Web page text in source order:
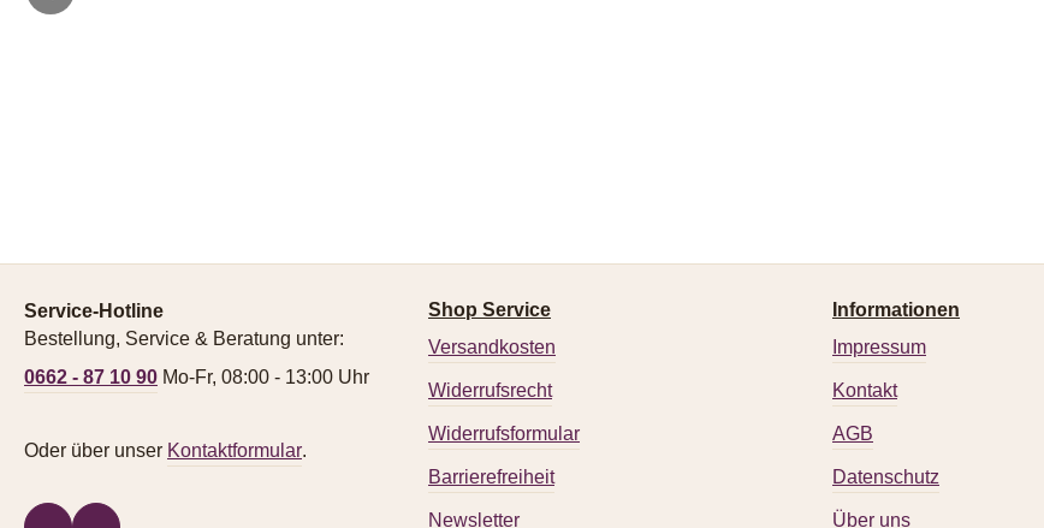
Service-Hotline
Bestellung, Service & Beratung unter:
0662 - 87 10 90 Mo-Fr, 08:00 - 13:00 Uhr
Oder über unser Kontaktformular.
Shop Service
Versandkosten
Widerrufsrecht
Widerrufsformular
Barrierefreiheit
Newsletter
Informationen
Impressum
Kontakt
AGB
Datenschutz
Über uns